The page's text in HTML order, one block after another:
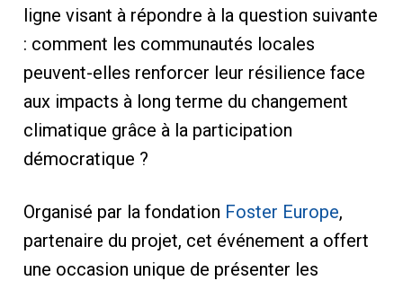
ligne visant à répondre à la question suivante
: comment les communautés locales
peuvent-elles renforcer leur résilience face
aux impacts à long terme du changement
climatique grâce à la participation
démocratique ?
Organisé par la fondation Foster Europe,
partenaire du projet, cet événement a offert
une occasion unique de présenter les